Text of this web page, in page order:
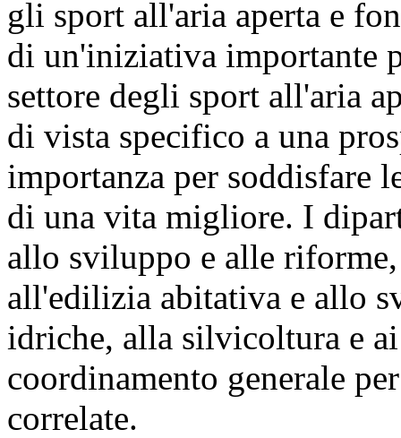
gli sport all'aria aperta e
di un'iniziativa importante
settore degli sport all'aria
di vista specifico a una
importanza per soddisfare
di una vita migliore. I
allo sviluppo e alle
all'edilizia abitativa e allo
idriche, alla silvicoltura e
coordinamento generale
correlate.